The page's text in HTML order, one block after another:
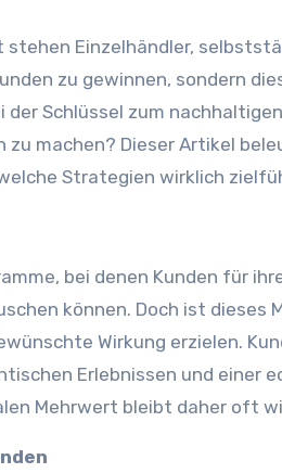
zu gewinnen, sondern
Schlüssel zum
machen? Dieser Artikel
Strategien wirklich
bei denen Kunden für
können. Doch ist dieses
Wirkung erzielen.
Erlebnissen und einer
Mehrwert bleibt daher oft